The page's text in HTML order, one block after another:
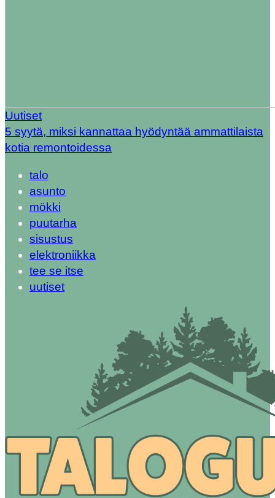
Uutiset
5 syytä, miksi kannattaa hyödyntää ammattilaista
kotia remontoidessa
talo
asunto
mökki
puutarha
sisustus
elektroniikka
tee se itse
uutiset